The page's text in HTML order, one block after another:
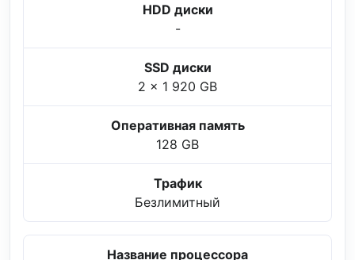
HDD диски
-
SSD диски
2 x 1 920 GB
Оперативная память
128 GB
Трафик
Безлимитный
Название процессора